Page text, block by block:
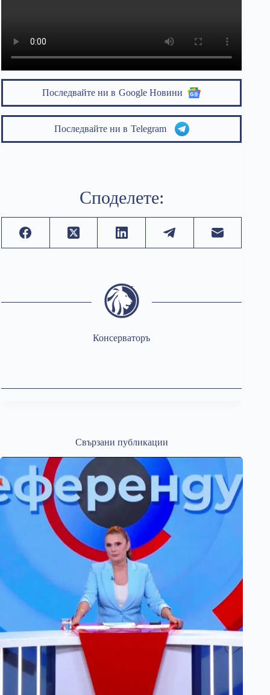
Последвайте ни в Google Новини
Последвайте ни в Telegram
Споделете:
Консерваторъ
Свързани публикации